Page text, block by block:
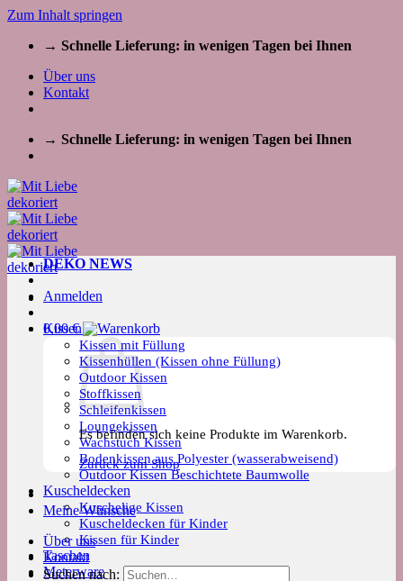
Zum Inhalt springen
→ Schnelle Lieferung: in wenigen Tagen bei Ihnen
Über uns
Kontakt
→ Schnelle Lieferung: in wenigen Tagen bei Ihnen
Kissen
Kissen mit Füllung
Kissenhüllen (Kissen ohne Füllung)
Outdoor Kissen
Stoffkissen
Schleifenkissen
Loungekissen
Wachstuch Kissen
Bodenkissen aus Polyester (wasserabweisend)
Outdoor Kissen Beschichtete Baumwolle
Kuscheldecken
Kuschelige Kissen
Kuscheldecken für Kinder
Kissen für Kinder
Taschen
Meterware
DEKO NEWS
Anmelden
0,00€
Es befinden sich keine Produkte im Warenkorb.
Zurück zum Shop
Meine Wünsche
Über uns
Kontakt
Suchen nach: